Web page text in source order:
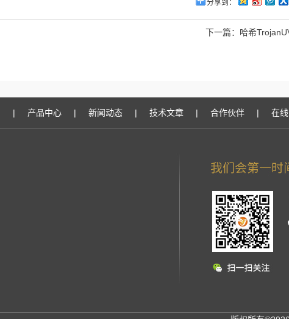
分享到：
下一篇： 哈希
| 产品中心 | 新闻动态 | 技术文章 | 合作伙伴 | 在